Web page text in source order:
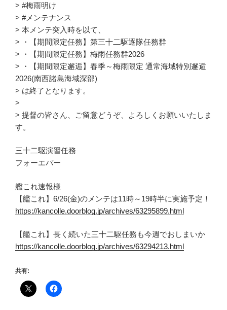
> #梅雨明け
> #メンテナンス
> 本メンテ突入時を以て、
> ・【期間限定任務】第三十二駆逐隊任務群
> ・【期間限定任務】梅雨任務群2026
> ・【期間限定邂逅】春季～梅雨限定 通常海域特別邂逅
2026(南西諸島海域深部)
> は終了となります。
>
> 提督の皆さん、ご留意どうぞ、よろしくお願いいたしま
す。
三十二駆演習任務
フォーエバー
艦これ速報様
【艦これ】6/26(金)のメンテは11時～19時半に実施予定！
https://kancolle.doorblog.jp/archives/63295899.html
【艦これ】長く続いた三十二駆任務も今週でおしまいか
https://kancolle.doorblog.jp/archives/63294213.html
共有: